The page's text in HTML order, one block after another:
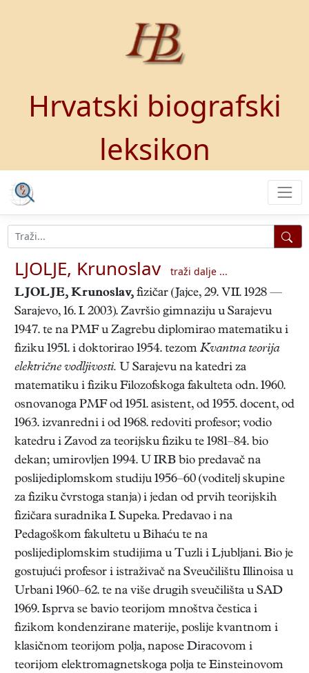
Hrvatski biografski
leksikon
LJOLJE, Krunoslav
traži dalje ...
LJOLJE, Krunoslav, fizičar (Jajce, 29. VII. 1928 —
Sarajevo, 16. I. 2003). Završio gimnaziju u Sarajevu
1947. te na PMF u Zagrebu diplomirao matematiku i
fiziku 1951. i doktorirao 1954. tezom Kvantna teorija
električne vodljivosti. U Sarajevu na katedri za
matematiku i fiziku Filozofskoga fakulteta odn. 1960.
osnovanoga PMF od 1951. asistent, od 1955. docent, od
1963. izvanredni i od 1968. redoviti profesor; vodio
katedru i Zavod za teorijsku fiziku te 1981–84. bio
dekan; umirovljen 1994. U IRB bio predavač na
poslijediplomskom studiju 1956–60 (voditelj skupine
za fiziku čvrstoga stanja) i jedan od prvih teorijskih
fizičara suradnika I. Supeka. Predavao i na
Pedagoškom fakultetu u Bihaću te na
poslijediplomskim studijima u Tuzli i Ljubljani. Bio je
gostujući profesor i istraživač na Sveučilištu Illinoisa u
Urbani 1960–62. te na više drugih sveučilišta u SAD
1969. Isprva se bavio teorijom mnoštva čestica i
fizikom kondenzirane materije, poslije kvantnom i
klasičnom teorijom polja, napose Diracovom i
teorijom elektromagnetskoga polja te Einsteinovom